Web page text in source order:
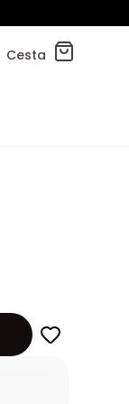
Cesta